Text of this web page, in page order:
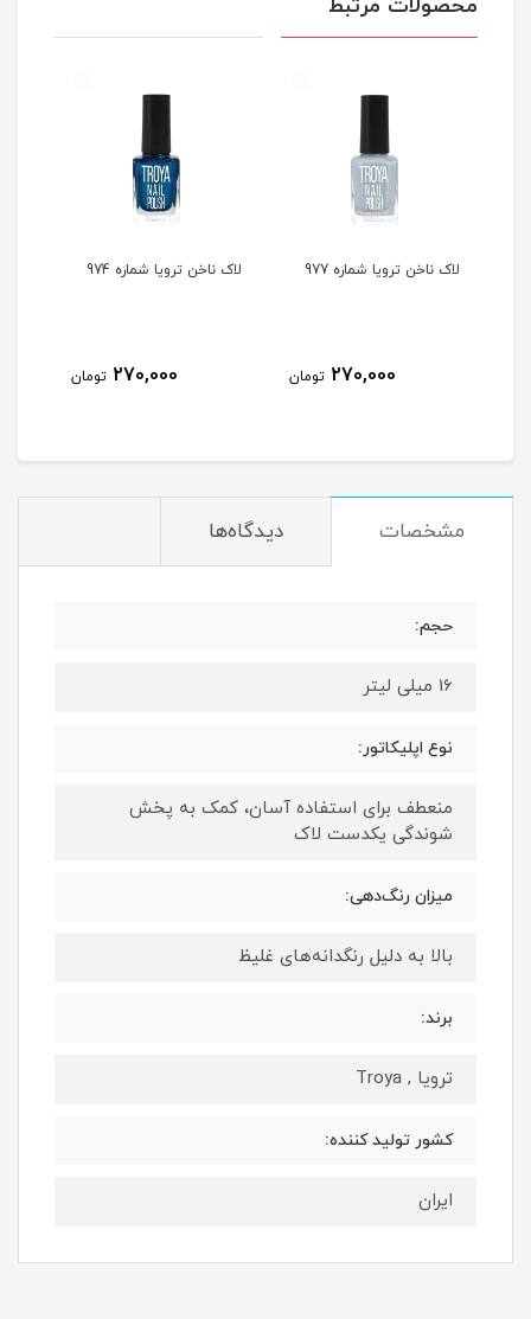
محصولات مرتبط
لاک ناخن ترویا شماره 977
270,000 تومان
لاک ناخن ترویا شماره 974
270,000 تومان
مشخصات دیدگاه‌ها
حجم:
16 میلی لیتر
نوع اپلیکاتور:
منعطف برای استفاده آسان، کمک به پخش
شوندگی یکدست لاک
میزان رنگ‌دهی:
بالا به دلیل رنگدانه‌های غلیظ
برند:
ترویا , Troya
کشور تولید کننده:
ایران